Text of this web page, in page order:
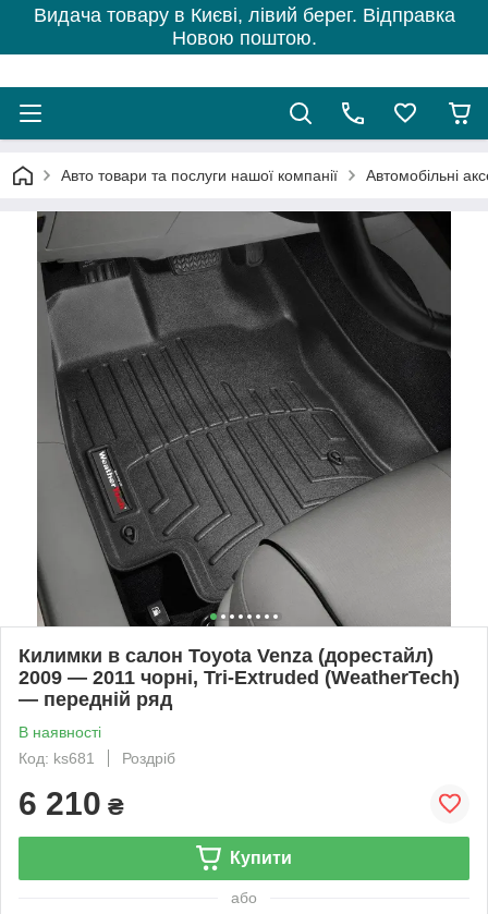
Видача товару в Києві, лівий берег. Відправка
Новою поштою.
Авто товари та послуги нашої компанії Автомобільні
Килимки в салон Toyota Venza (дорестайл)
2009 — 2011 чорні, Tri-Extruded (WeatherTech)
— передній ряд
В наявності
Код: ks681
Роздріб
6 210 ₴
Купити
або